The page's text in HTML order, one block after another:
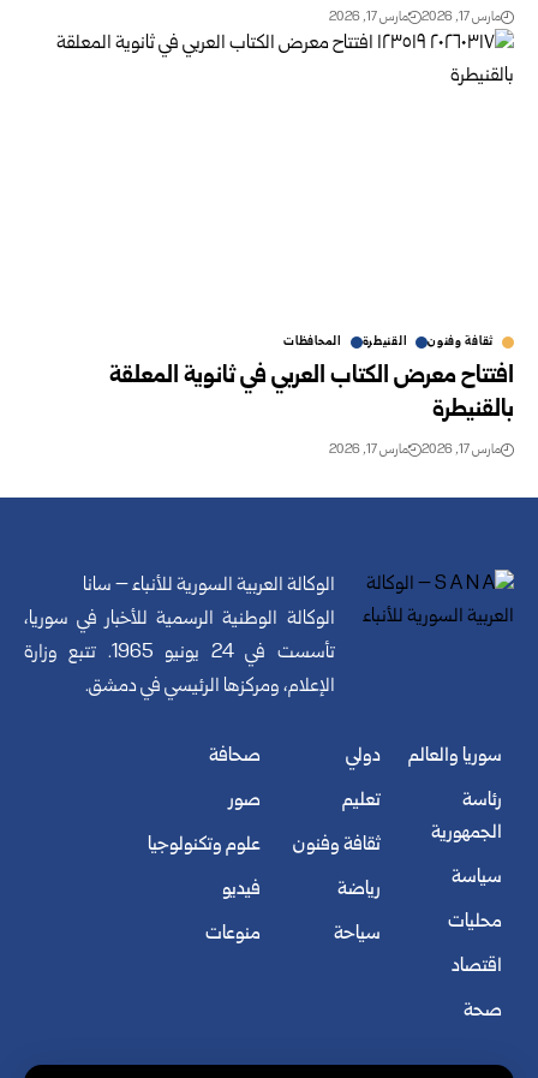
مارس 17, 2026 مارس 17, 2026
ثقافة وفنون القنيطرة المحافظات
افتتاح معرض الكتاب العربي في ثانوية المعلقة
بالقنيطرة
مارس 17, 2026 مارس 17, 2026
الوكالة العربية السورية للأنباء – سانا
الوكالة الوطنية الرسمية للأخبار في سوريا،
تأسست في 24 يونيو 1965. تتبع وزارة
الإعلام، ومركزها الرئيسي في دمشق.
سوريا والعالم
رئاسة
الجمهورية
سياسة
محليات
اقتصاد
صحة
دولي
تعليم
ثقافة وفنون
رياضة
سياحة
صحافة
صور
علوم وتكنولوجيا
فيديو
منوعات